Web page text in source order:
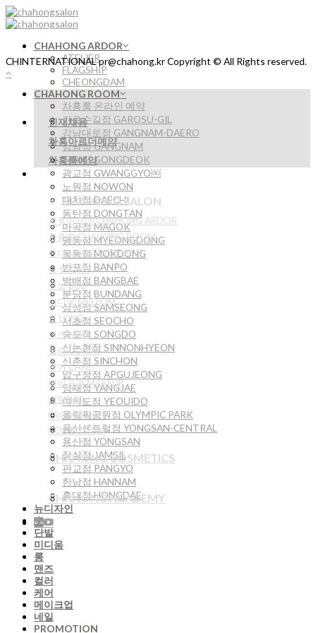
Skip
to
CHAHONG ARDOR
ATELIER
FLAGSHIP
CHEONGDAM
CHAHONG ROOM
차홍룸 온라인 예약
가로수길점 GAROSU-GIL
강남대로점 GANGNAM-DAERO
강남점 GANGNAM
공덕점 GONGDEOK
광교점 GWANGGYO￼
노원점 NOWON
대치점 DAECHI
동탄점 DONGTAN
마곡점 MAGOK
명동점 MYEONGDONG
목동점 MOKDONG
반포점 BANPO
방배점 BANGBAE
분당점 BUNDANG
삼성점 SAMSEONG
서초점 SEOCHO
송도점 SONGDO
신논현점 SINNONHYEON
신촌점 SINCHON
압구정점 APGUJEONG
양재점 YANGJAE
여의도점 YEOUIDO
올림픽공원점 OLYMPIC PARK
용산센트럴점 YONGSAN-CENTRAL
용산점 YONGSAN
잠실점 JAMSIL
판교점 PANGYO
한남점 HANNAM
홍대점 HONGDAE
뉴디자인
숏
단발
미디움
롱
맨즈
컬러
케어
메이크업
네일
PROMOTION
CHINTERNATIONAL pr@chahong.kr Copyright © All Rights reserved.
인재채용
차홍아르더예약
차홍룸예약
CHAHONG SALON
차홍아르더 CHAHONG ARDOR
차홍룸 CHAHONG ROOM
뉴디자인 NEW DESIGN
숏 SHORT
단발 BOB
미디움 MEDIUM
롱 LONG
맨즈 MAN
컬러 COLOR
케어 CARE
메이크업 MAKEUP
네일NAIL
PROMOTION
COLLECTION
CHAHONG COSMETICS
CHAHONG ACADEMY